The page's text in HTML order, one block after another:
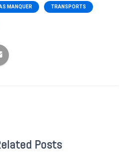
MANQUER TRANSPORTS
Posts